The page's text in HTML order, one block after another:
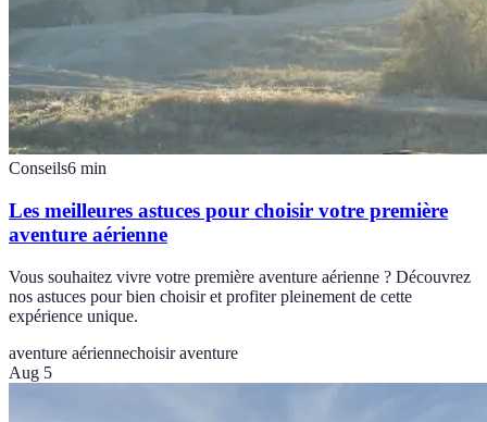
Conseils6 min
Les meilleures astuces pour choisir votre première
aventure aérienne
Vous souhaitez vivre votre première aventure aérienne ? Découvrez
nos astuces pour bien choisir et profiter pleinement de cette
expérience unique.
aventure aériennechoisir aventure
Aug 5